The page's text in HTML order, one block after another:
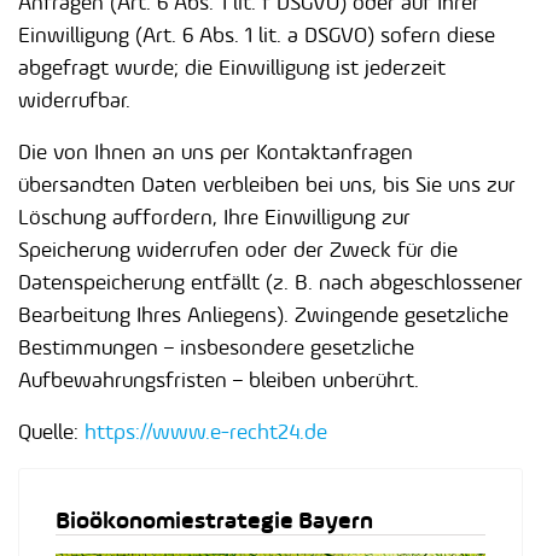
Einwilligung (Art. 6 Abs. 1 lit. a DSGVO) sofern diese
abgefragt wurde; die Einwilligung ist jederzeit
widerrufbar.
Die von Ihnen an uns per Kontaktanfragen
übersandten Daten verbleiben bei uns, bis Sie uns zur
Löschung auffordern, Ihre Einwilligung zur
Speicherung widerrufen oder der Zweck für die
Datenspeicherung entfällt (z. B. nach abgeschlossener
Bearbeitung Ihres Anliegens). Zwingende gesetzliche
Bestimmungen – insbesondere gesetzliche
Aufbewahrungsfristen – bleiben unberührt.
Quelle: https://www.e-recht24.de
Bioökonomiestrategie Bayern